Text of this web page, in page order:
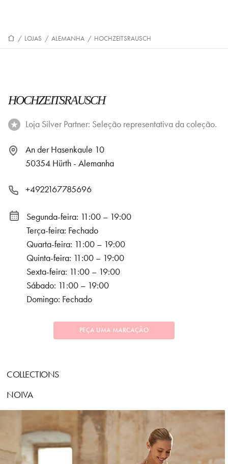
/ LOJAS / ALEMANHA / HOCHZEITSRAUSCH
HOCHZEITSRAUSCH
Loja Silver Partner: Seleção representativa da coleção.
An der Hasenkaule 10
50354 Hürth - Alemanha
+4922167785696
Segunda-feira: 11:00 – 19:00
Terça-feira: Fechado
Quarta-feira: 11:00 – 19:00
Quinta-feira: 11:00 – 19:00
Sexta-feira: 11:00 – 19:00
Sábado: 11:00 – 19:00
Domingo: Fechado
PEÇA UMA MARCAÇÃO
COLLECTIONS
NOIVA